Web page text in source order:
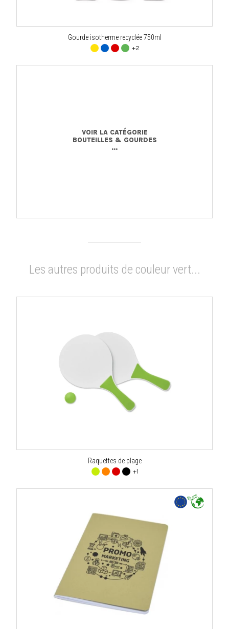
Gourde isotherme recyclée 750ml
+2
VOIR LA CATÉGORIE
BOUTEILLES & GOURDES
...
Les autres produits de couleur vert...
Raquettes de plage
+1